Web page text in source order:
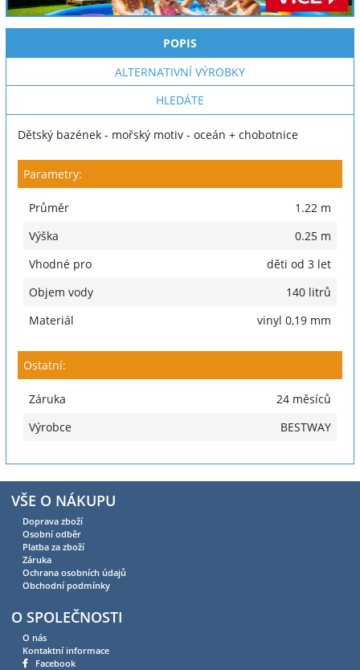
POPIS
ALTERNATIVNÍ VÝROBKY
HLEDÁTE
Dětský bazének - mořský motiv - oceán + chobotnice
Parametry:
Průměr
1.22 m
Výška
0.25 m
Vhodné pro
děti od 3 let
Objem vody
140 litrů
Materiál
vinyl 0,19 mm
Ostatní:
Záruka
24 měsíců
Výrobce
BESTWAY
VŠE O NÁKUPU
Doprava zboží
Osobní odběr
Platba za zboží
Záruka
Ochrana osobních údajů
Obchodní podmínky
O SPOLEČNOSTI
O nás
Kontaktní informace
Facebook